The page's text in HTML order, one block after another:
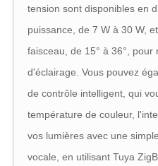
tension sont disponibles en
puissance, de 7 W à 30 W,
faisceau, de 15° à 36°,
d'éclairage. Vous pouvez
de contrôle intelligent, qui
température de couleur,
vos lumières avec une
vocale, en utilisant Tuya